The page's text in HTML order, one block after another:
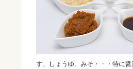
す、しょうゆ、みそ・・・特に